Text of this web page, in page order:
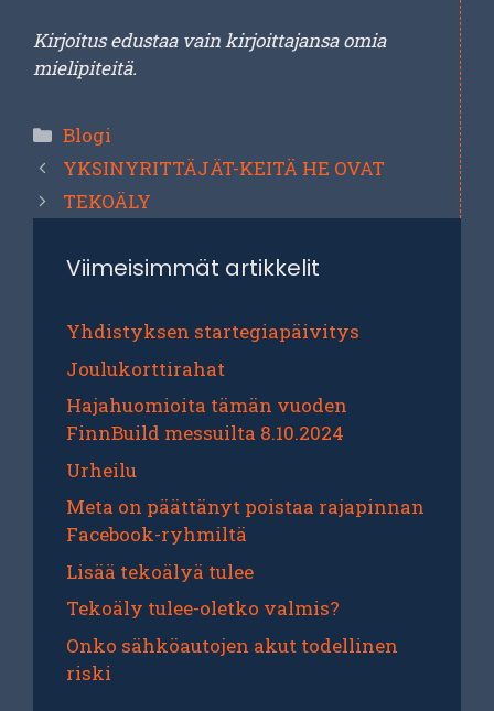
Kirjoitus edustaa vain kirjoittajansa omia
mielipiteitä.
Kategoriat
Blogi
YKSINYRITTÄJÄT-KEITÄ HE OVAT
TEKOÄLY
Viimeisimmät artikkelit
Yhdistyksen startegiapäivitys
Joulukorttirahat
Hajahuomioita tämän vuoden
FinnBuild messuilta 8.10.2024
Urheilu
Meta on päättänyt poistaa rajapinnan
Facebook-ryhmiltä
Lisää tekoälyä tulee
Tekoäly tulee-oletko valmis?
Onko sähköautojen akut todellinen
riski